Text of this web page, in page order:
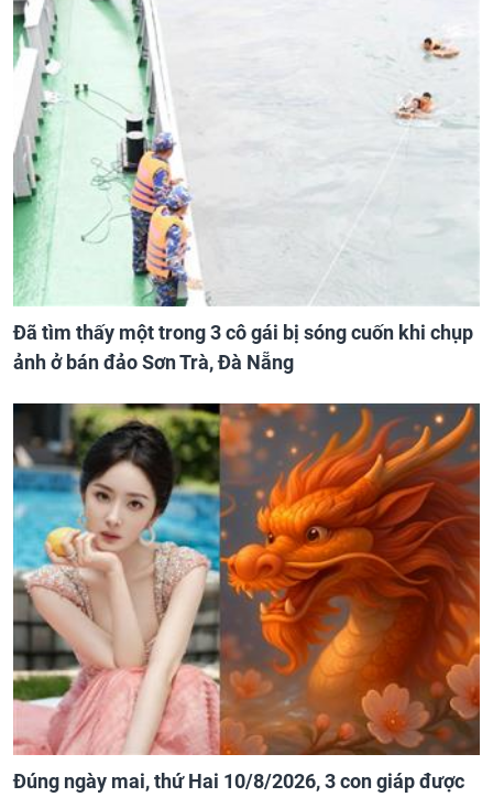
Đã tìm thấy một trong 3 cô gái bị sóng cuốn khi chụp
ảnh ở bán đảo Sơn Trà, Đà Nẵng
Đúng ngày mai, thứ Hai 10/8/2026, 3 con giáp được